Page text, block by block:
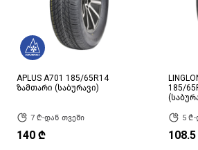
APLUS A701 185/65R14
ზამთარი (საბურავი)
7 ₾-დან თვეში
140 ₾
185/
5